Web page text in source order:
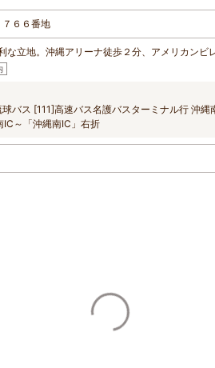
６６番地
な立地。沖縄アリーナ徒歩２分、アメリカンビ
バス [111]高速バス名護バスターミナル行 沖縄
IC～「沖縄南IC」右折